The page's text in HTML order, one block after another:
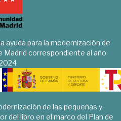
ayuda para la modernización de
Madrid correspondiente al año
de las pequeñas y
del libro en el marco del Plan de